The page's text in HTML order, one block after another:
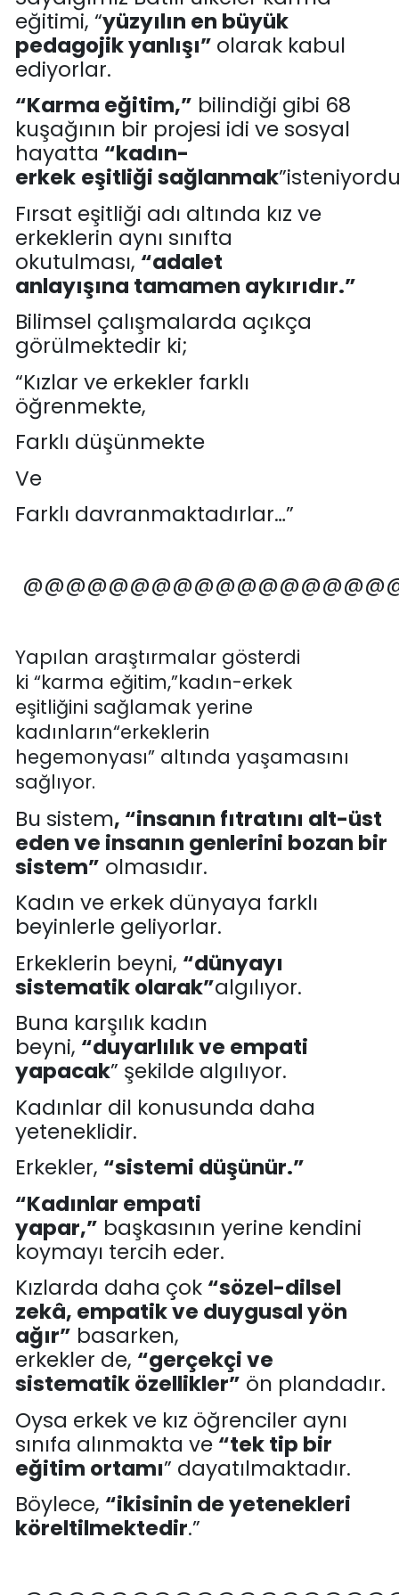
eğitimi, “yüzyılın en büyük
pedagojik yanlışı” olarak kabul
ediyorlar.
“Karma eğitim,” bilindiği gibi 68
kuşağının bir projesi idi ve sosyal
hayatta “kadın-
erkek eşitliğisağlanmak”
Fırsat eşitliği adı altında kız ve
erkeklerin aynı sınıfta
okutulması, “adalet
anlayışına tamamen aykırıdır.”
Bilimsel çalışmalarda açıkça
görülmektedir ki;
“Kızlar ve erkekler farklı
öğrenmekte,
Farklı düşünmekte
Ve
Farklı davranmaktadırlar…”
Yapılan araştırmalar gösterdi
ki “karma eğitim,”kadın-erkek
eşitliğini sağlamak yerine
kadınların“erkeklerin
hegemonyası” altında yaşamasını
sağlıyor.
Bu sistem, “insanın fıtratını alt-üst
eden ve insanın genlerini bozan bir
sistem” olmasıdır.
Kadın ve erkek dünyaya farklı
beyinlerle geliyorlar.
Erkeklerin beyni, “dünyayı
sistematik olarak”algılıyor.
Buna karşılık kadın
beyni, “duyarlılık ve empati
yapacak” şekilde algılıyor.
Kadınlar dil konusunda daha
yeteneklidir.
Erkekler, “sistemi düşünür.”
“Kadınlar empati
yapar,” başkasının yerine kendini
koymayı tercih eder.
Kızlarda daha çok “sözel-dilsel
zekâ, empatik ve duygusal yön
ağır” basarken,
erkekler de, “gerçekçi ve
sistematik özellikler” ön plandadır.
Oysa erkek ve kız öğrenciler aynı
sınıfa alınmakta ve “tek tip bir
eğitim ortamı” dayatılmaktadır.
Böylece, “ikisinin de yetenekleri
köreltilmektedir.”